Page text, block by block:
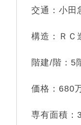
交通：小田
構造：ＲＣ
階建/階：5
価格：680
専有面積：